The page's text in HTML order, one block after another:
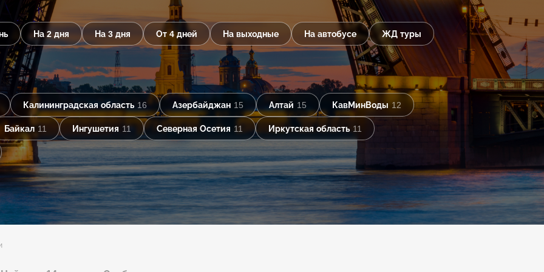
На 2 дня На 3 дня От 4 дней На выходные На автобусе ЖД туры
Калининградская область 16 Азербайджан 15 Алтай 15 КавМинВоды 12
Байкал 11 Ингушетия 11 Северная Осетия 11 Иркутская область 11